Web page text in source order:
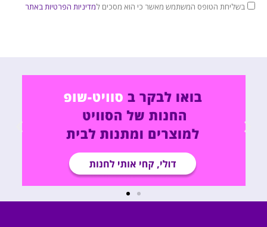
בשליחת הטופס המשתמש מאשר כי הוא מסכים למדיניות הפרטיות באתר